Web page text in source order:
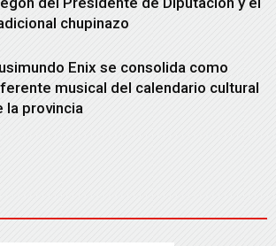
chupinazo
Enix se consolida como
musical del calendario cultural
la provincia